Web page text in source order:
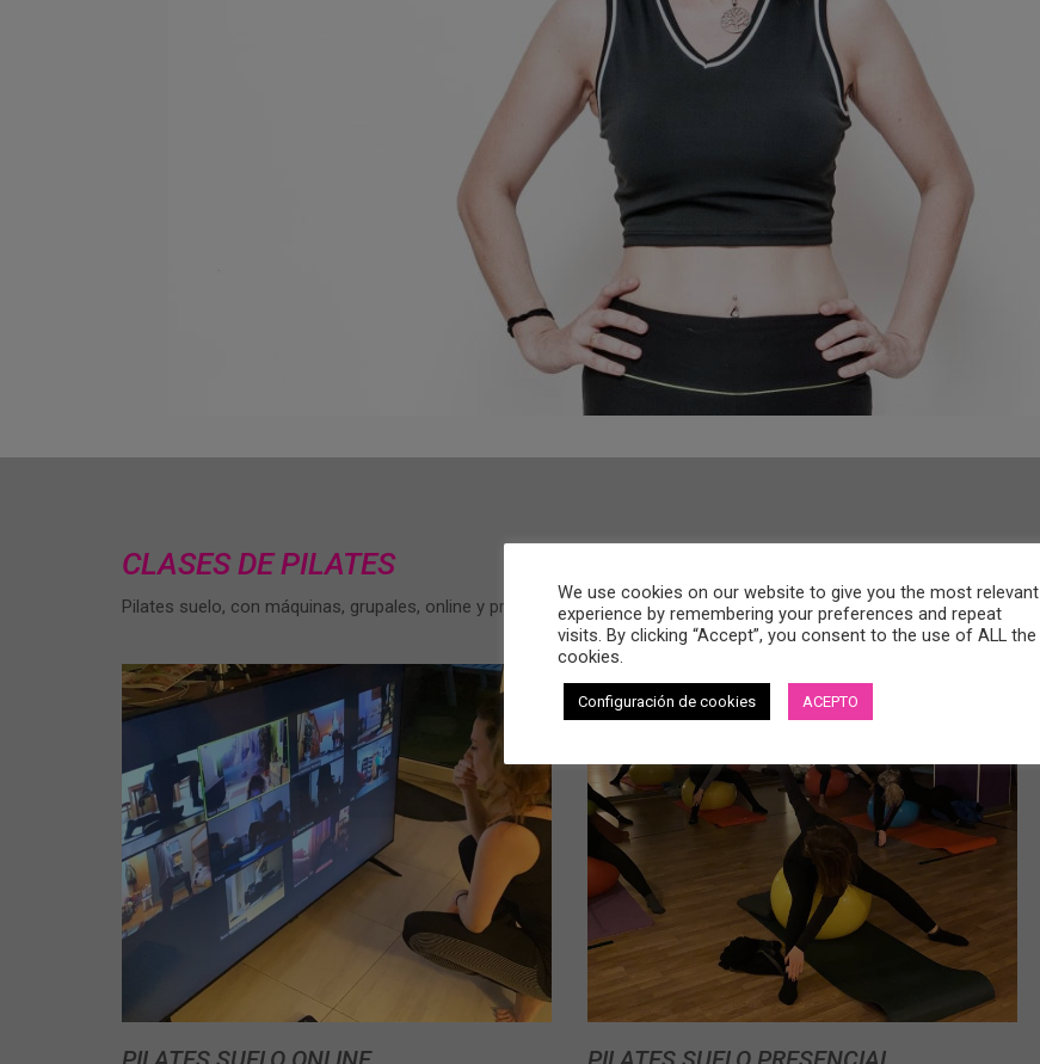
CLASES DE PILATES
Pilates suelo, con máquinas, grupales, online y presenciales.
We use cookies on our website to give you the most relevant
experience by remembering your preferences and repeat
visits. By clicking “Accept”, you consent to the use of ALL the
cookies.
Configuración de cookies ACEPTO